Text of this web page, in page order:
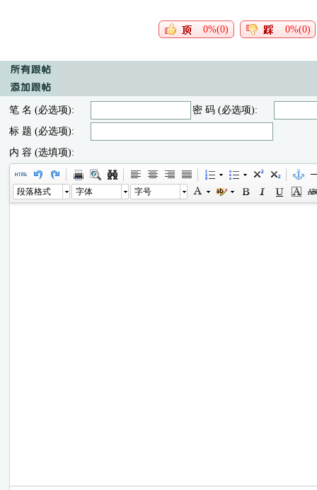
0%(0) 0%(0)
笔 名 (必选项):
密 码 (必选项):
标 题 (必选项):
内 容 (选填项):
段落格式 字体 字号